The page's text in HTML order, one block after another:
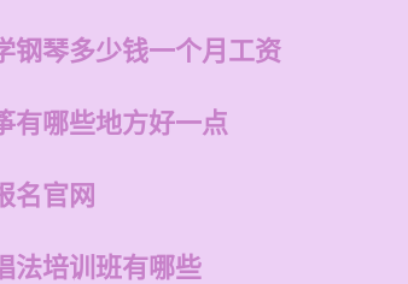
钢琴多少钱一个月工资
有哪些地方好一点
名官网
法培训班有哪些